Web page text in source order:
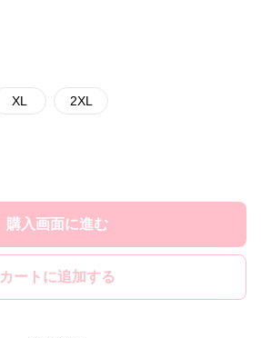
XL 2XL
購入画面に進む
カートに追加する